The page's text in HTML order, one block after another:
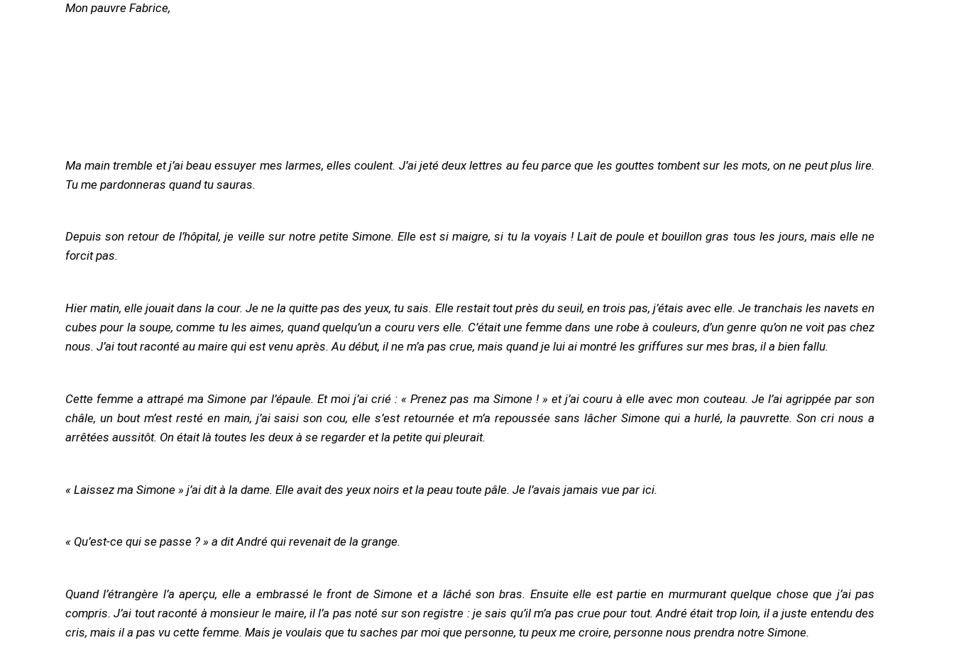
Mon pauvre Fabrice,
Ma main tremble et j’ai beau essuyer mes larmes, elles coulent. J’ai jeté deux lettres au feu parce que les gouttes tombent sur les mots, on ne peut plus lire.
Tu me pardonneras quand tu sauras.
Depuis son retour de l’hôpital, je veille sur notre petite Simone. Elle est si maigre, si tu la voyais ! Lait de poule et bouillon gras tous les jours, mais elle ne
forcit pas.
Hier matin, elle jouait dans la cour. Je ne la quitte pas des yeux, tu sais. Elle restait tout près du seuil, en trois pas, j’étais avec elle. Je tranchais les navets en
cubes pour la soupe, comme tu les aimes, quand quelqu’un a couru vers elle. C’était une femme dans une robe à couleurs, d’un genre qu’on ne voit pas chez
nous. J’ai tout raconté au maire qui est venu après. Au début, il ne m’a pas crue, mais quand je lui ai montré les griffures sur mes bras, il a bien fallu.
Cette femme a attrapé ma Simone par l’épaule. Et moi j’ai crié : « Prenez pas ma Simone ! » et j’ai couru à elle avec mon couteau. Je l’ai agrippée par son
châle, un bout m’est resté en main, j’ai saisi son cou, elle s’est retournée et m’a repoussée sans lâcher Simone qui a hurlé, la pauvrette. Son cri nous a
arrêtées aussitôt. On était là toutes les deux à se regarder et la petite qui pleurait.
« Laissez ma Simone » j’ai dit à la dame. Elle avait des yeux noirs et la peau toute pâle. Je l’avais jamais vue par ici.
« Qu’est-ce qui se passe ? » a dit André qui revenait de la grange.
Quand l’étrangère l’a aperçu, elle a embrassé le front de Simone et a lâché son bras. Ensuite elle est partie en murmurant quelque chose que j’ai pas
compris. J’ai tout raconté à monsieur le maire, il l’a pas noté sur son registre : je sais qu’il m’a pas crue pour tout. André était trop loin, il a juste entendu des
cris, mais il a pas vu cette femme. Mais je voulais que tu saches par moi que personne, tu peux me croire, personne nous prendra notre Simone.